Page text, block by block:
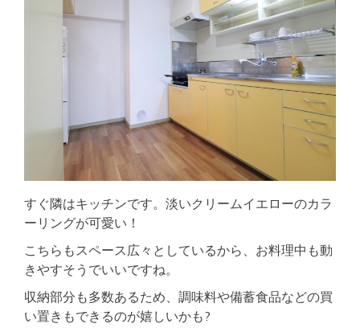
すぐ隣はキッチンです。淡いクリームイエローのカラ
ーリングが可愛い！
こちらもスペース広々としているから、お料理中も動
きやすそうでいいですね。
収納部分も多数あるため、調味料や備蓄食品などの買
い置きもできるのが嬉しいかも?